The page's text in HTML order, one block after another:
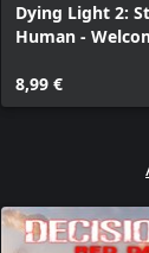
Dying Light 2:
Human -
Starter Kit
8,99 €